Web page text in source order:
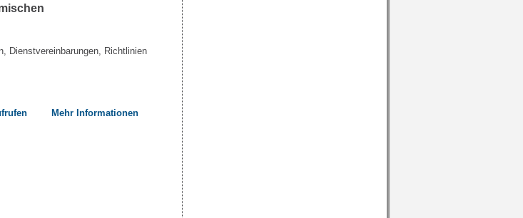
Dienstvereinbarungen, Richtlinien
Mehr Informationen